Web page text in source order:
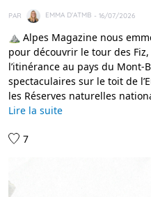
PAR EMMA D'ATMB - 16/07/2026
⛰️ Alpes Magazine nous
pour découvrir le tour des
l’itinérance au pays du Mont-
spectaculaires sur le toit de
les Réserves naturelles
Lire la suite
7